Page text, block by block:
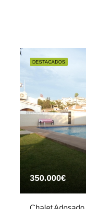
DESTACADOS
350.000€